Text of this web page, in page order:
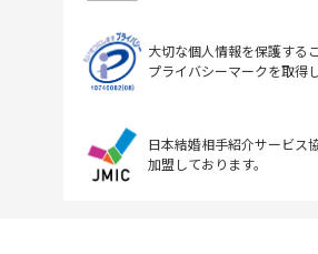
大切な個人情報を保護する
プライバシーマークを取得
日本結婚相手紹介サービス
加盟しております。